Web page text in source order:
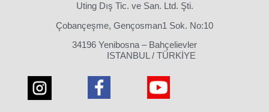
Uting Dış Tic. ve San. Ltd. Şti.
Çobançeşme, Gençosman1 Sok. No:10
34196 Yenibosna – Bahçelievler
ISTANBUL / TÜRKİYE